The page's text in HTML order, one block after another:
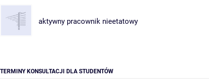
aktywny pracownik nieetatowy
TERMINY KONSULTACJI DLA STUDENTÓW